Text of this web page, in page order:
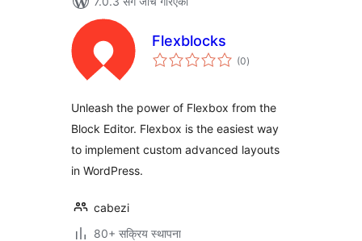
Flexblocks
(0कुल
रेटिङ्गहरू
)
Unleash the power of Flexbox from the
Block Editor. Flexbox is the easiest way
to implement custom advanced layouts
in WordPress.
cabezi
80+ सक्रिय स्थापना